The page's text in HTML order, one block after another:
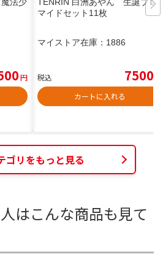
円
マイドセット11枚
マイストア在庫： 1886
税込 7500
カートに入れる
ゴリをもっと見る
はこんな商品も見て